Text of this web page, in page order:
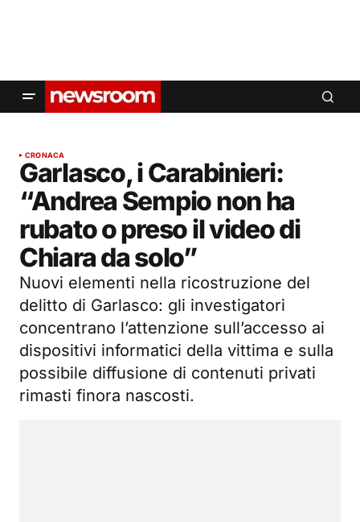
CRONACA
Garlasco, i Carabinieri:
“Andrea Sempio non ha
rubato o preso il video di
Chiara da solo”
Nuovi elementi nella ricostruzione del
delitto di Garlasco: gli investigatori
concentrano l’attenzione sull’accesso ai
dispositivi informatici della vittima e sulla
possibile diffusione di contenuti privati
rimasti finora nascosti.